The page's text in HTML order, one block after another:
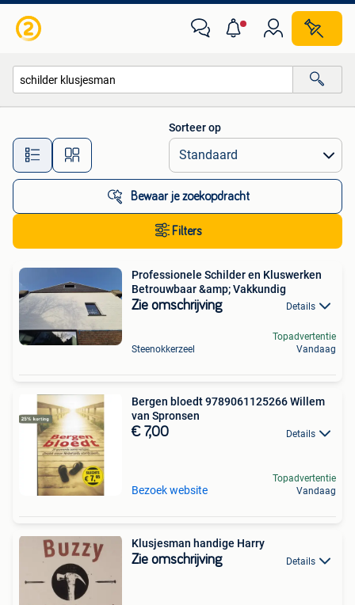
Alle afstanden…
Sorteer op
Bewaar je zoekopdracht
Filters
Professionele Schilder en Kluswerken
Betrouwbaar &amp; Vakkundig
Zie omschrijving Details
Steenokkerzeel
Topadvertentie
Vandaag
Bergen bloedt 9789061125266 Willem
van Spronsen
€ 7,00 Details
Bezoek website
Topadvertentie
Vandaag
Klusjesman handige Harry
Zie omschrijving Details